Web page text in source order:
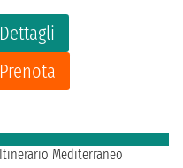
Dettagli
Prenota